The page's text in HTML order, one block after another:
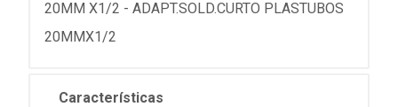
20MM X1/2 - ADAPT.SOLD.CURTO PLASTUBOS
20MMX1/2
Características